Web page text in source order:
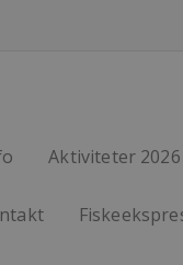
Aktiviteter 2026